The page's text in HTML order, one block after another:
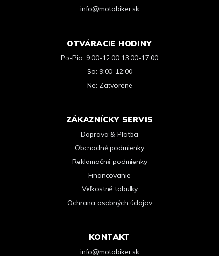
info@motobiker.sk
OTVÁRACIE HODINY
Po-Pia: 9:00-12:00 13:00-17:00
So: 9:00-12:00
Ne: Zatvorené
ZÁKAZNÍCKY SERVIS
Doprava & Platba
Obchodné podmienky
Reklamačné podmienky
Financovanie
Veľkostné tabuľky
Ochrana osobných údajov
KONTAKT
info@motobiker.sk